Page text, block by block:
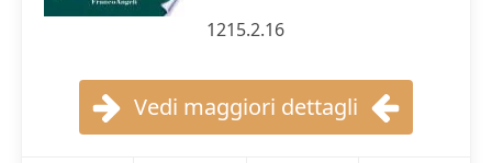
1215.2.16
Vedi maggiori dettagli